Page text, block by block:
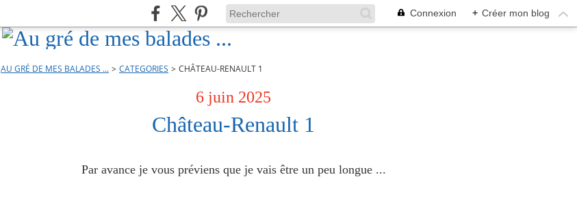
Connexion + Créer mon blog
AU GRÉ DE MES BALADES ... > CATEGORIES > CHÂTEAU-RENAULT 1
6 juin 2025
Château-Renault 1
Par avance je vous préviens que je vais être un peu longue ...